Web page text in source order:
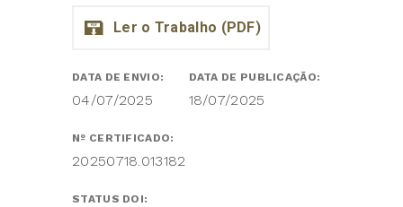
DATA DE ENVIO:
04/07/2025
DATA DE PUBLICAÇÃO:
18/07/2025
Nº CERTIFICADO:
20250718.013182
STATUS DOI: